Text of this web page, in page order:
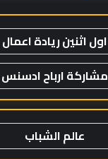
اول اثنين ريادة اعمال
مشاركة ارباح ادسنس
عالم الشباب